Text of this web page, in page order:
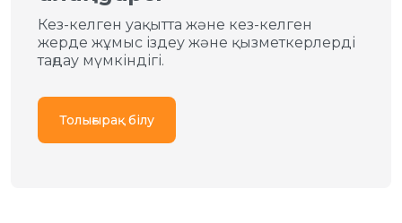
Кез-келген уақытта және кез-келген
жерде жұмыс іздеу және қызметкерлерді
таңдау мүмкіндігі.
Толығырақ білу